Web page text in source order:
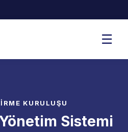
☰
KURULUŞU
Sistemi